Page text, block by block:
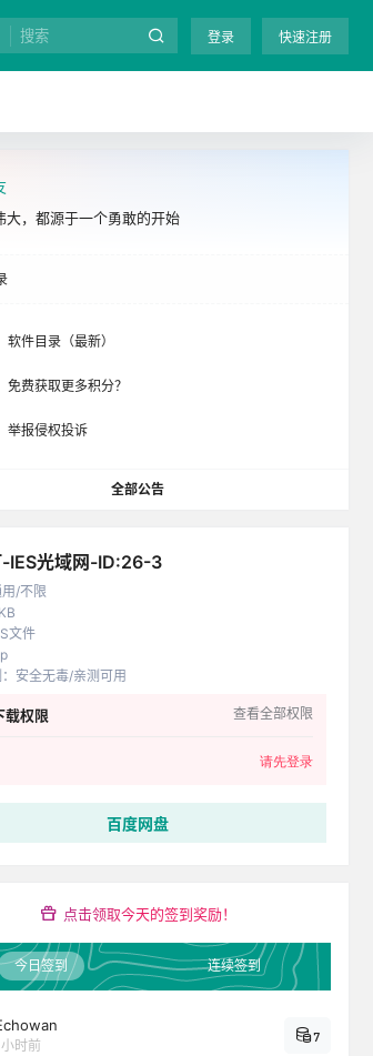
登录 快速注册
大，都源于一个勇敢的开始
软件目录（最新）
免费获取更多积分？
举报侵权投诉
全部公告
IES光域网-ID:26-3
/不限
文件
： 安全无毒/亲测可用
载权限 查看全部权限
请先登录
百度网盘
点击领取今天的签到奖励！
今日签到 连续签到
小时前
7